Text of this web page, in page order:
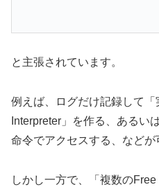
と主張されています。
例えば、ログだけ記録して
Interpreter」を作る、あるい
命令でアクセスする、などが
しかし一方で、「複数の